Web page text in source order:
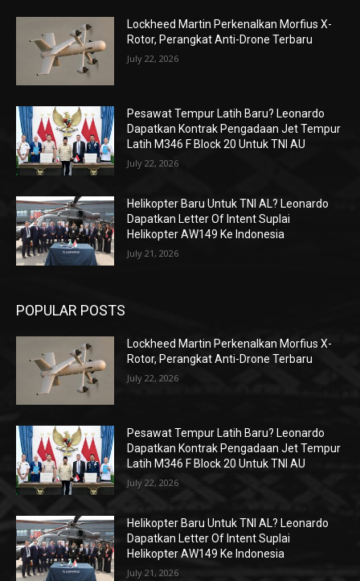
Lockheed Martin Perkenalkan Morfius X-
Rotor, Perangkat Anti-Drone Terbaru
July 22, 2026
Pesawat Tempur Latih Baru? Leonardo
Dapatkan Kontrak Pengadaan Jet Tempur
Latih M346 F Block 20 Untuk TNI AU
July 22, 2026
Helikopter Baru Untuk TNI AL? Leonardo
Dapatkan Letter Of Intent Suplai
Helikopter AW149 Ke Indonesia
July 21, 2026
POPULAR POSTS
Lockheed Martin Perkenalkan Morfius X-
Rotor, Perangkat Anti-Drone Terbaru
July 22, 2026
Pesawat Tempur Latih Baru? Leonardo
Dapatkan Kontrak Pengadaan Jet Tempur
Latih M346 F Block 20 Untuk TNI AU
July 22, 2026
Helikopter Baru Untuk TNI AL? Leonardo
Dapatkan Letter Of Intent Suplai
Helikopter AW149 Ke Indonesia
July 21, 2026